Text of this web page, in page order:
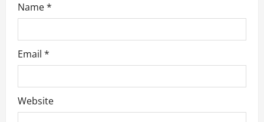
Name*
Email *
Website